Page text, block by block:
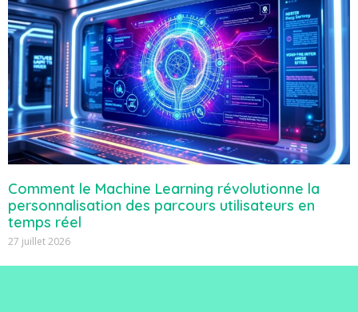
Comment le Machine Learning révolutionne la
personnalisation des parcours utilisateurs en
temps réel
27 juillet 2026